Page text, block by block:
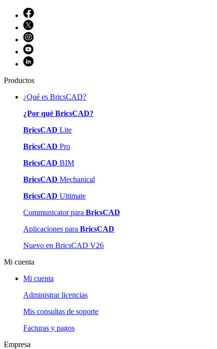
Productos
¿Qué es BricsCAD?
¿Por qué BricsCAD?
BricsCAD Lite
BricsCAD Pro
BricsCAD BIM
BricsCAD Mechanical
BricsCAD Ultimate
Communicator para BricsCAD
Aplicaciones para BricsCAD
Nuevo en BricsCAD V26
Mi cuenta
Mi cuenta
Administrar licencias
Mis consultas de soporte
Facturas y pagos
Empresa